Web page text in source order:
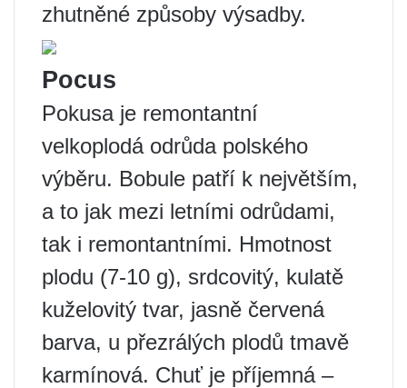
zhutněné způsoby výsadby.
Pocus
Pokusa je remontantní
velkoplodá odrůda polského
výběru. Bobule patří k největším,
a to jak mezi letními odrůdami,
tak i remontantními. Hmotnost
plodu (7-10 g), srdcovitý, kulatě
kuželovitý tvar, jasně červená
barva, u přezrálých plodů tmavě
karmínová. Chuť je příjemná –